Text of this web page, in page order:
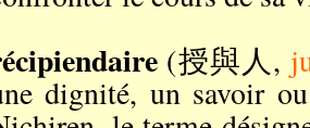
(授與人,
dignité, un savoir